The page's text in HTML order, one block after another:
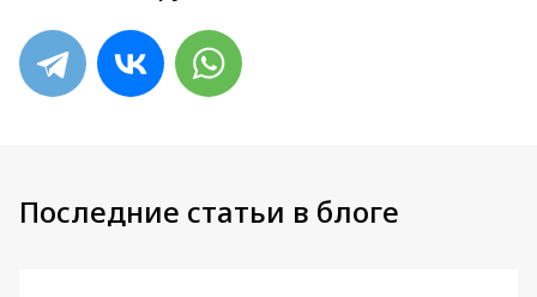
Последние статьи в блоге